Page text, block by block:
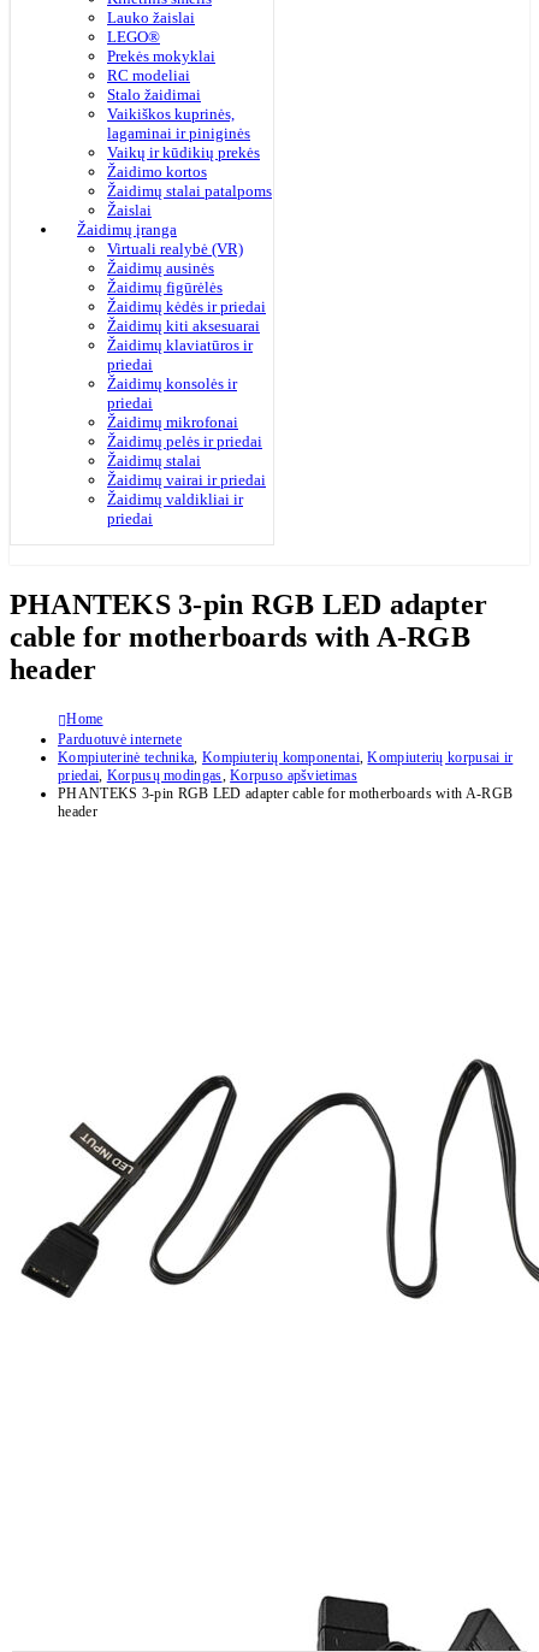
Lauko žaislai
LEGO®
Prekės mokyklai
RC modeliai
Stalo žaidimai
Vaikiškos kuprinės,
lagaminai ir piniginės
Vaikų ir kūdikių prekės
Žaidimo kortos
Žaidimų stalai patalpoms
Žaislai
Žaidimų įranga
Virtuali realybė (VR)
Žaidimų ausinės
Žaidimų figūrėlės
Žaidimų kėdės ir priedai
Žaidimų kiti aksesuarai
Žaidimų klaviatūros ir
priedai
Žaidimų konsolės ir
priedai
Žaidimų mikrofonai
Žaidimų pelės ir priedai
Žaidimų stalai
Žaidimų vairai ir priedai
Žaidimų valdikliai ir
priedai
PHANTEKS 3-pin RGB LED adapter
cable for motherboards with A-RGB
header
Home
Parduotuvė internete
Kompiuterinė technika, Kompiuterių komponentai,Kompiuterių korpusai ir
priedai, Korpusų modingas,Korpuso apšvietimas
PHANTEKS 3-pin RGB LED adapter cable for motherboards with A-RGB
header